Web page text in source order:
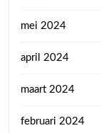
mei 2024
april 2024
maart 2024
februari 2024